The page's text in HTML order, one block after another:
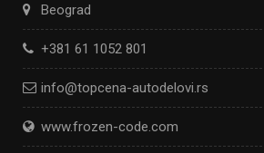
Beograd
+381 61 1052 801
info@topcena-autodelovi.rs
www.frozen-code.com